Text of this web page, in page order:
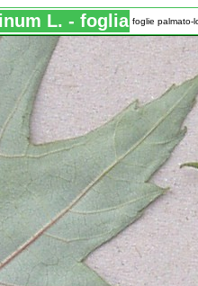
L. - foglia foglie palmato-